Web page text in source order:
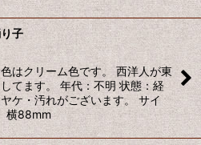
子
はクリーム色です。 西洋人が東
てます。 年代：不明 状態：経
ケ・汚れがございます。 サイ
横88mm